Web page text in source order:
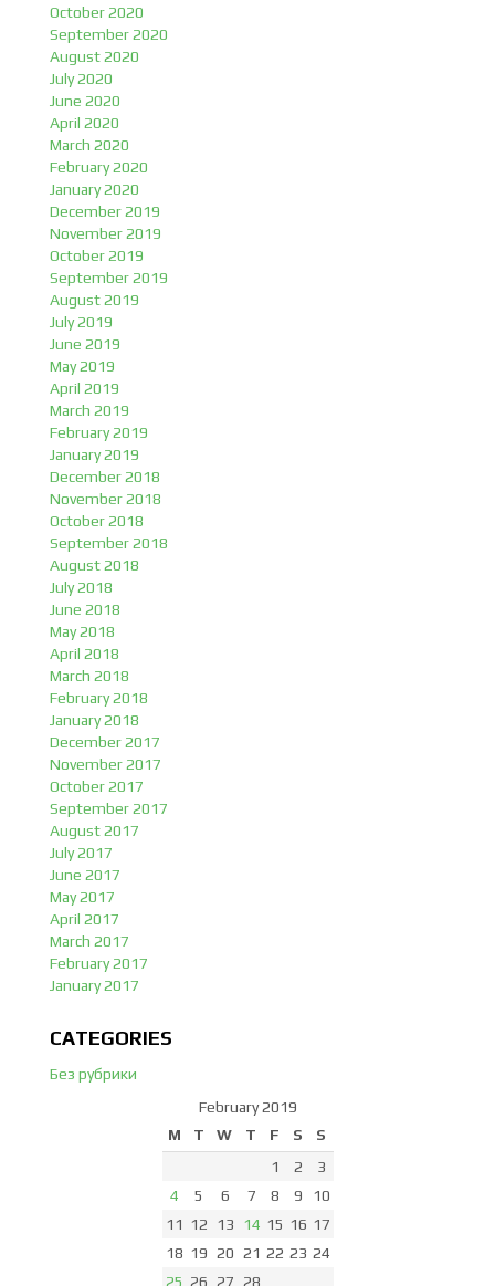
October 2020
September 2020
August 2020
July 2020
June 2020
April 2020
March 2020
February 2020
January 2020
December 2019
November 2019
October 2019
September 2019
August 2019
July 2019
June 2019
May 2019
April 2019
March 2019
February 2019
January 2019
December 2018
November 2018
October 2018
September 2018
August 2018
July 2018
June 2018
May 2018
April 2018
March 2018
February 2018
January 2018
December 2017
November 2017
October 2017
September 2017
August 2017
July 2017
June 2017
May 2017
April 2017
March 2017
February 2017
January 2017
CATEGORIES
Без рубрики
February 2019
M
T W T F S
S
1
2
3
4
5 6 7 8 9
10
11 12 13 14 15 16 17
18 19 20 21 22 23 24
25 26 27 28